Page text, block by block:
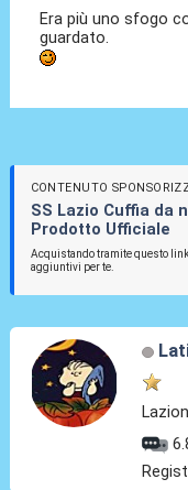
Era più uno sfogo
guardato.
CONTENUTO
SS Lazio Cuffia da
Prodotto Ufficiale
Acquistando tramite questo
aggiuntivi per te.